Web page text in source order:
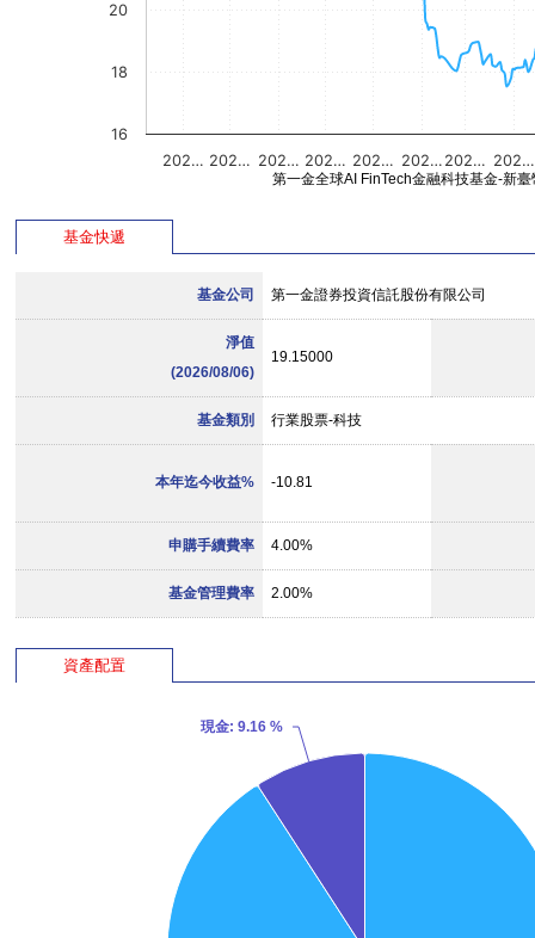
202… 202… 202… 202… 202… 202… 202… 202…
16
18
20
第一金全球AI FinTech金融科技基金-新臺
基金快遞
基金公司 第一金證券投資信託股份有限公司
淨值
(2026/08/06)
19.15000
基金類別 行業股票-科技
本年迄今收益% -10.81
申購手續費率 4.00%
基金管理費率 2.00%
資產配置
現金: 9.16 %